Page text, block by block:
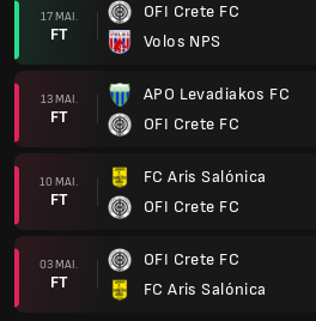
17 MAI.
FT
OFI Crete FC
Volos NPS
13 MAI.
FT
APO Levadiakos FC
OFI Crete FC
10 MAI.
FT
FC Aris Salónica
OFI Crete FC
03 MAI.
FT
OFI Crete FC
FC Aris Salónica